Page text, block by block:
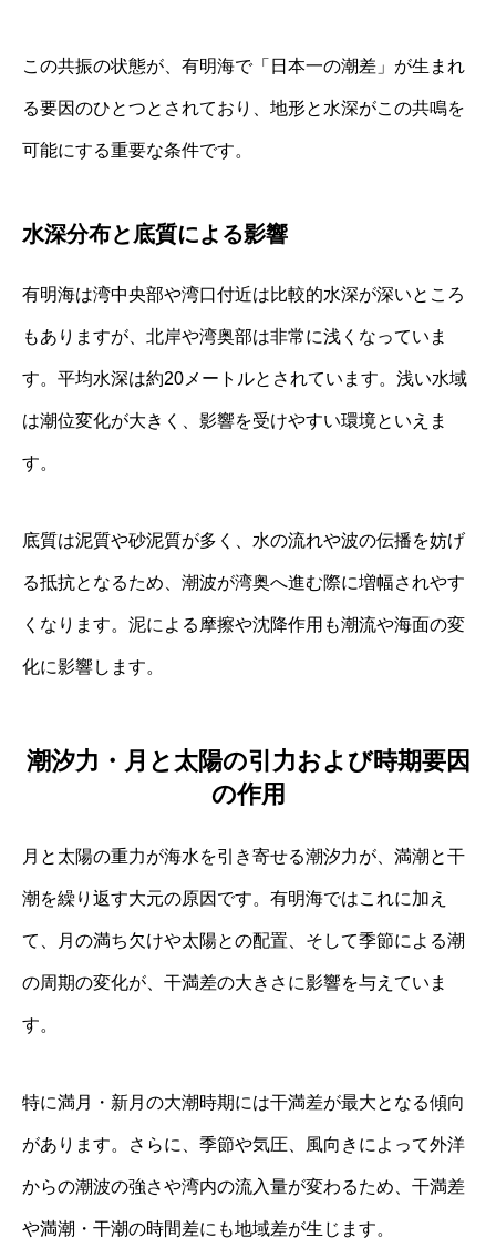
この共振の状態が、有明海で「日本一の潮差」が生まれ
る要因のひとつとされており、地形と水深がこの共鳴を
可能にする重要な条件です。
水深分布と底質による影響
有明海は湾中央部や湾口付近は比較的水深が深いところ
もありますが、北岸や湾奥部は非常に浅くなっていま
す。平均水深は約20メートルとされています。浅い水域
は潮位変化が大きく、影響を受けやすい環境といえま
す。
底質は泥質や砂泥質が多く、水の流れや波の伝播を妨げ
る抵抗となるため、潮波が湾奥へ進む際に増幅されやす
くなります。泥による摩擦や沈降作用も潮流や海面の変
化に影響します。
潮汐力・月と太陽の引力および時期要因
の作用
月と太陽の重力が海水を引き寄せる潮汐力が、満潮と干
潮を繰り返す大元の原因です。有明海ではこれに加え
て、月の満ち欠けや太陽との配置、そして季節による潮
の周期の変化が、干満差の大きさに影響を与えていま
す。
特に満月・新月の大潮時期には干満差が最大となる傾向
があります。さらに、季節や気圧、風向きによって外洋
からの潮波の強さや湾内の流入量が変わるため、干満差
や満潮・干潮の時間差にも地域差が生じます。